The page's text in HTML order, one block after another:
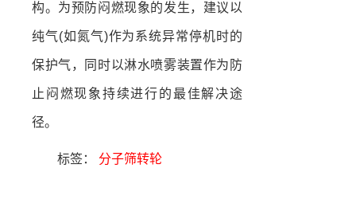
构。为预防闷燃现象的发生，建议以
纯气(如氮气)作为系统异常停机时的
保护气，同时以淋水喷雾装置作为防
止闷燃现象持续进行的最佳解决途
径。
标签： 分子筛转轮